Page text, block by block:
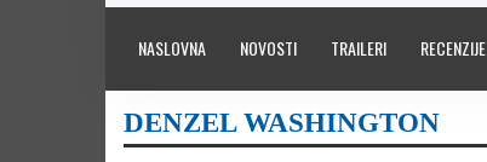
NASLOVNA NOVOSTI TRAILERI RECENZIJE
DENZEL WASHINGTON